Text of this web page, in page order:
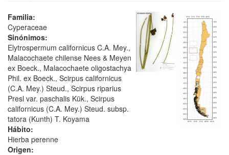
Familia:
Cyperaceae
Sinónimos:
Elytrospermum californicus C.A. Mey.,
Malacochaete chilense Nees & Meyen
ex Boeck., Malacochaete oligostachya
Phil. ex Boeck., Scirpus californicus
(C.A. Mey.) Steud., Scirpus riparius
Presl var. paschalis Kük., Scirpus
californicus (C.A. Mey.) Steud. subsp.
tatora (Kunth) T. Koyama
Hábito:
Hierba perenne
Origen: